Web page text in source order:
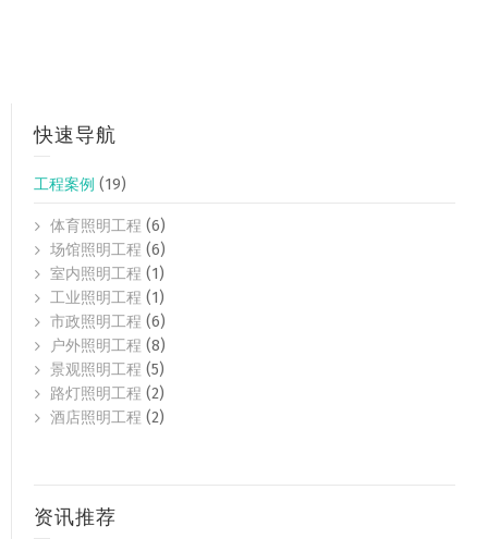
快速导航
工程案例 (19)
体育照明工程 (6)
场馆照明工程 (6)
室内照明工程 (1)
工业照明工程 (1)
市政照明工程 (6)
户外照明工程 (8)
景观照明工程 (5)
路灯照明工程 (2)
酒店照明工程 (2)
资讯推荐